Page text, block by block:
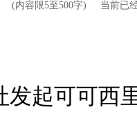
(内容限5至500字) 当前已
发起可可西